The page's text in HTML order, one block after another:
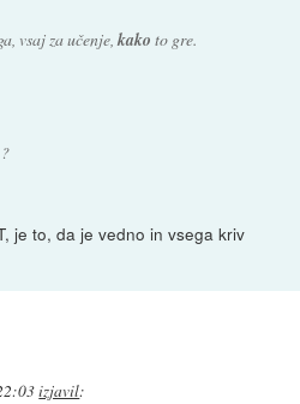
vsaj za učenje,kako to gre.
je to, da je vedno in vsega kriv
izjavil: